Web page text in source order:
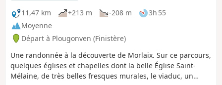
11,47 km
+213 m -208 m
3h 55
Moyenne
Départ à Plougonven (Finistère)
Une randonnée à la découverte de Morlaix. Sur ce parcours,
quelques églises et chapelles dont la belle Église Saint-
Mélaine, de très belles fresques murales, le viaduc, un